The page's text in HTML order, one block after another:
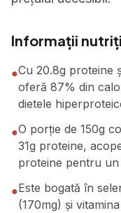
Informații
●Cu 20.8g proteine
oferă 87% din
dietele
●O porție de 150g
31g proteine,
proteine pentru un
●Este bogată în
(170mg) și